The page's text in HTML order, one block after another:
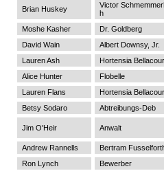
Brian Huskey
Victor
h
Moshe Kasher Dr. Goldberg
David Wain
Albert Downsy, Jr.
Lauren Ash
Hortensia
Alice Hunter
Flobelle
Lauren Flans
Hortensia
Betsy Sodaro
Abtreibungs-Deb
Jim O'Heir Anwalt
Andrew Rannells
Bertram
Ron Lynch
Bewerber